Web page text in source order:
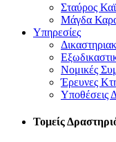
Σταύρος
Μάγδα
Υπηρεσίες
Νομικές
Έρευνες
Υποθέσεις
Τομείς